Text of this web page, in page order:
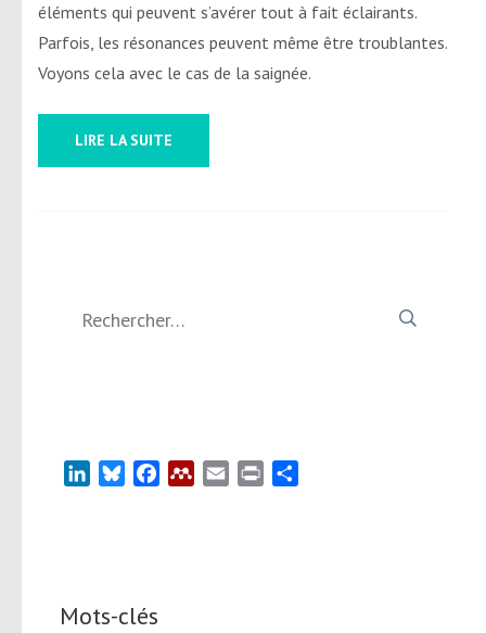
éléments qui peuvent s’avérer tout à fait éclairants.
Parfois, les résonances peuvent même être troublantes.
Voyons cela avec le cas de la saignée.
LIRE LA SUITE
LinkedInBlueskyFacebookMendeley
Email Print
Mots-clés